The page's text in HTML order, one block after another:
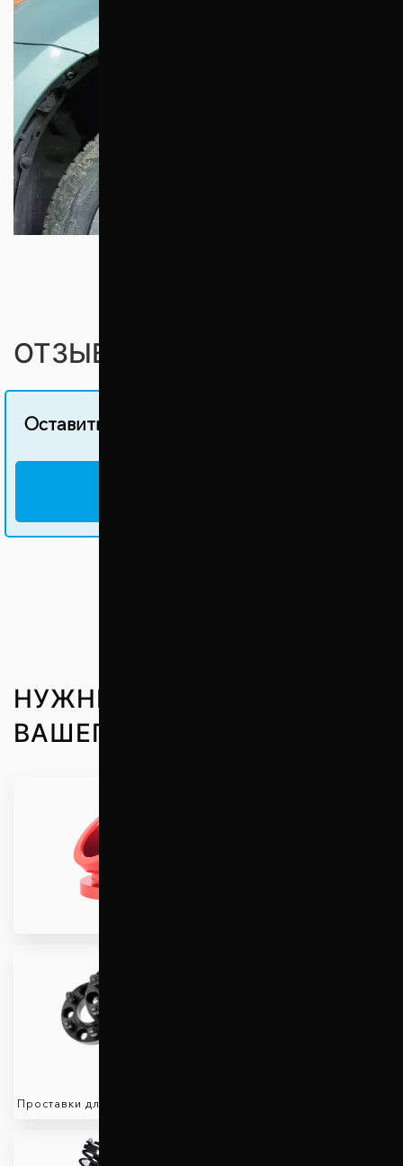
ОТЗЫВЫ ПОКУПАТЕЛЕЙ (0)
Оставить свой отзыв об этом товаре
НУЖНЫЕ ЗАПЧАСТИ ДО
ВАШЕГО АВТО
Проставки для вылета колес